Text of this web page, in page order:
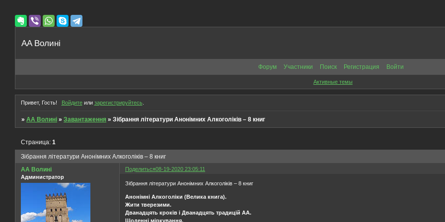
AA Волині
Форум Участники Поиск Регистрация Войти
Активные темы
Привет, Гость! Войдитеили зарегистрируйтесь.
»AA Волині »Завантаження »Зібрання літератури Анонімних Алкоголіків – 8 книг
Зібрання літератури Анонімних Алкоголіків – 8 книг
Страница:1
Поделиться08-19-2020 23:05:11
АА Волині
Администратор
Зібрання літератури Анонімних Алкоголіків – 8 книг
Анонімні Алкоголіки (Велика книга).
Жити тверезими.
Дванадцять кроків і Дванадцять традицій АА.
Щоденні міркування.